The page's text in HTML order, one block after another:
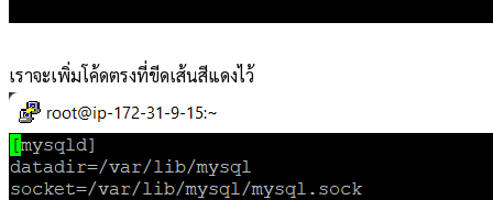
เราจะเพิ่มโค้ดตรงที่ขีดเส้นสีแดงไว้